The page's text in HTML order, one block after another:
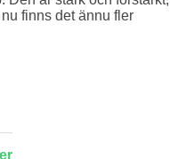
finns det ännu fler